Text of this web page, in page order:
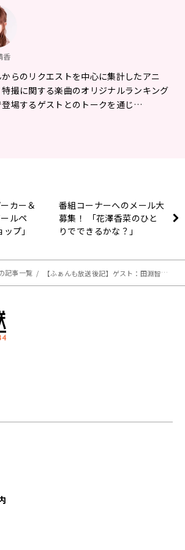
香
らのリクエストを中心に集計したアニ
撮に関する楽曲のオリジナルランキング
場するゲストとのトークを通じ…
カー＆
ルペ
プ」
番組コーナーへのメール大
募集！ 「花澤香菜のひと
りでできるかな？」
記事一覧 【ふぁんも放送後記】ゲスト：田淵智也さん（2025.11/29 OA #140）